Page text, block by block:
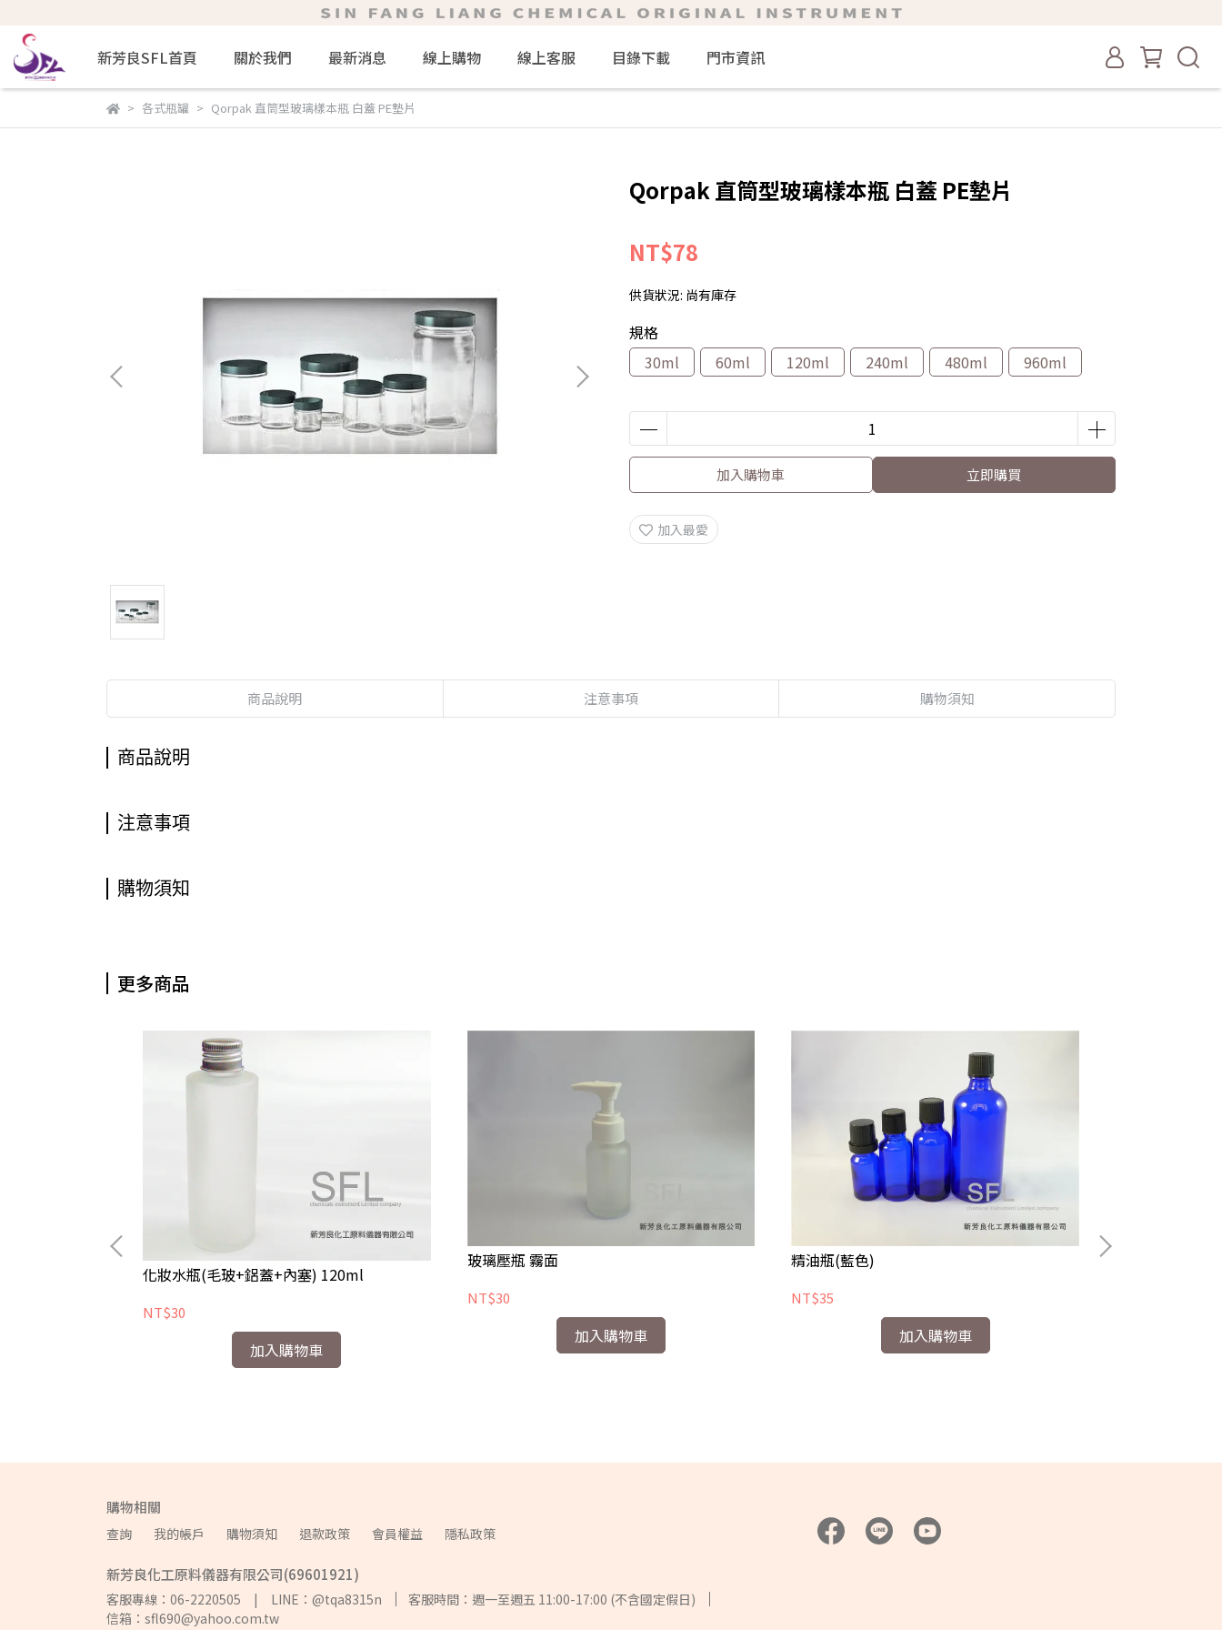
新芳良SFL首頁 關於我們 最新消息 線上購物 線上客服 目錄下載 門市資訊
各式瓶罐 Qorpak 直筒型玻璃樣本瓶 白蓋 PE墊片
Qorpak 直筒型玻璃樣本瓶 白蓋 PE墊片
NT$78
供貨狀況: 尚有庫存
規格
30ml
60ml 120ml 240ml 480ml 960ml
加入購物車 立即購買
加入最愛
商品說明 注意事項 購物須知
商品說明
注意事項
購物須知
更多商品
化妝水瓶(毛玻+鋁蓋+內塞) 120ml
NT$30
加入購物車
玻璃壓瓶 霧面
NT$30
加入購物車
精油瓶(藍色)
NT$35
加入購物車
購物相關
查詢 我的帳戶 購物須知 退款政策 會員權益 隱私政策
新芳良化工原料儀器有限公司(69601921)
客服專線：06-2220505 | LINE：@tqa8315n
客服時間：週一至週五 11:00-17:00 (不含國定假日)
信箱：sfl690@yahoo.com.tw